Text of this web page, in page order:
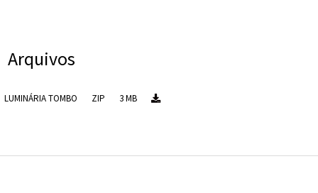
Arquivos
LUMINÁRIA TOMBO ZIP 3 MB